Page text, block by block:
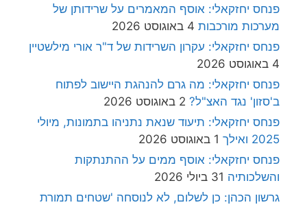
פנחס יחזקאלי: אוסף המאמרים על שרידותן של
מערכות מורכבות 4 באוגוסט 2026
פנחס יחזקאלי: עקרון השרידות של ד"ר אורי מילשטיין
4 באוגוסט 2026
פנחס יחזקאלי: מה גרם להנהגת היישוב לפתוח
ב'סזון' נגד האצ"ל? 2 באוגוסט 2026
פנחס יחזקאלי: תיעוד שנאת נתניהו בתמונות, מיולי
2025 ואילך
1 באוגוסט 2026
פנחס יחזקאלי: אוסף ממים על ההתנתקות
והשלכותיה 31 ביולי 2026
גרשון הכהן: כן לשלום, לא לנוסחה 'שטחים תמורת